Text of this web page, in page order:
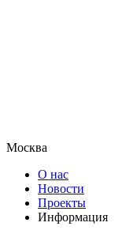
Москва
О нас
Новости
Проекты
Информация